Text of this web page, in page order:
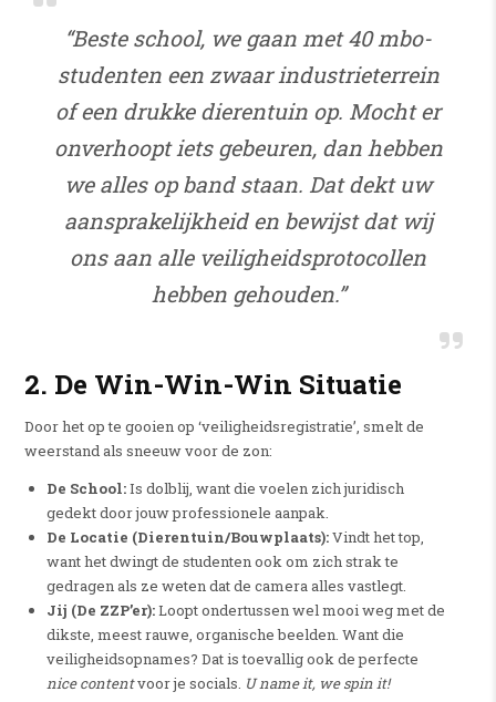
“Beste school, we gaan met 40 mbo-
studenten een zwaar industrieterrein
of een drukke dierentuin op. Mocht er
onverhoopt iets gebeuren, dan hebben
we alles op band staan. Dat dekt uw
aansprakelijkheid en bewijst dat wij
ons aan alle veiligheidsprotocollen
hebben gehouden.”
2. De Win-Win-Win Situatie
Door het op te gooien op ‘veiligheidsregistratie’, smelt de
weerstand als sneeuw voor de zon:
De School:Is dolblij, want die voelen zich juridisch
gedekt door jouw professionele aanpak.
De Locatie (Dierentuin/Bouwplaats):Vindt het top,
want het dwingt de studenten ook om zich strak te
gedragen als ze weten dat de camera alles vastlegt.
Jij (De ZZP’er):Loopt ondertussen wel mooi weg met de
dikste, meest rauwe, organische beelden. Want die
veiligheidsopnames? Dat is toevallig ook de perfecte
nice contentvoor je socials. U name it, we spin it!